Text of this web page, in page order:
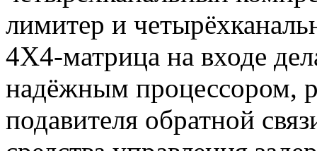
лимитер и
4Х4-матрица на входе
надёжным процессором,
подавителя обратной